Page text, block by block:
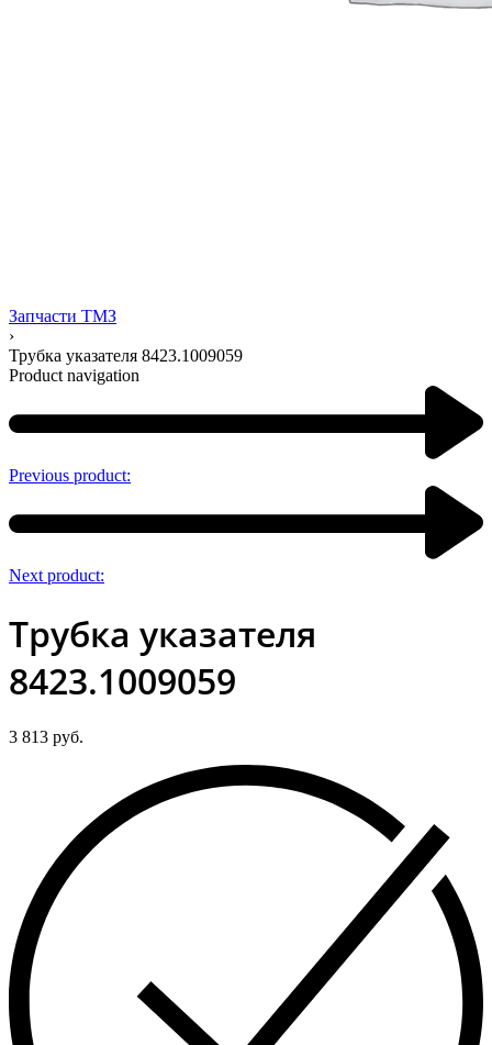
Запчасти ТМЗ
›
Трубка указателя 8423.1009059
Product navigation
Previous product:
Next product:
Трубка указателя
8423.1009059
3 813 руб.